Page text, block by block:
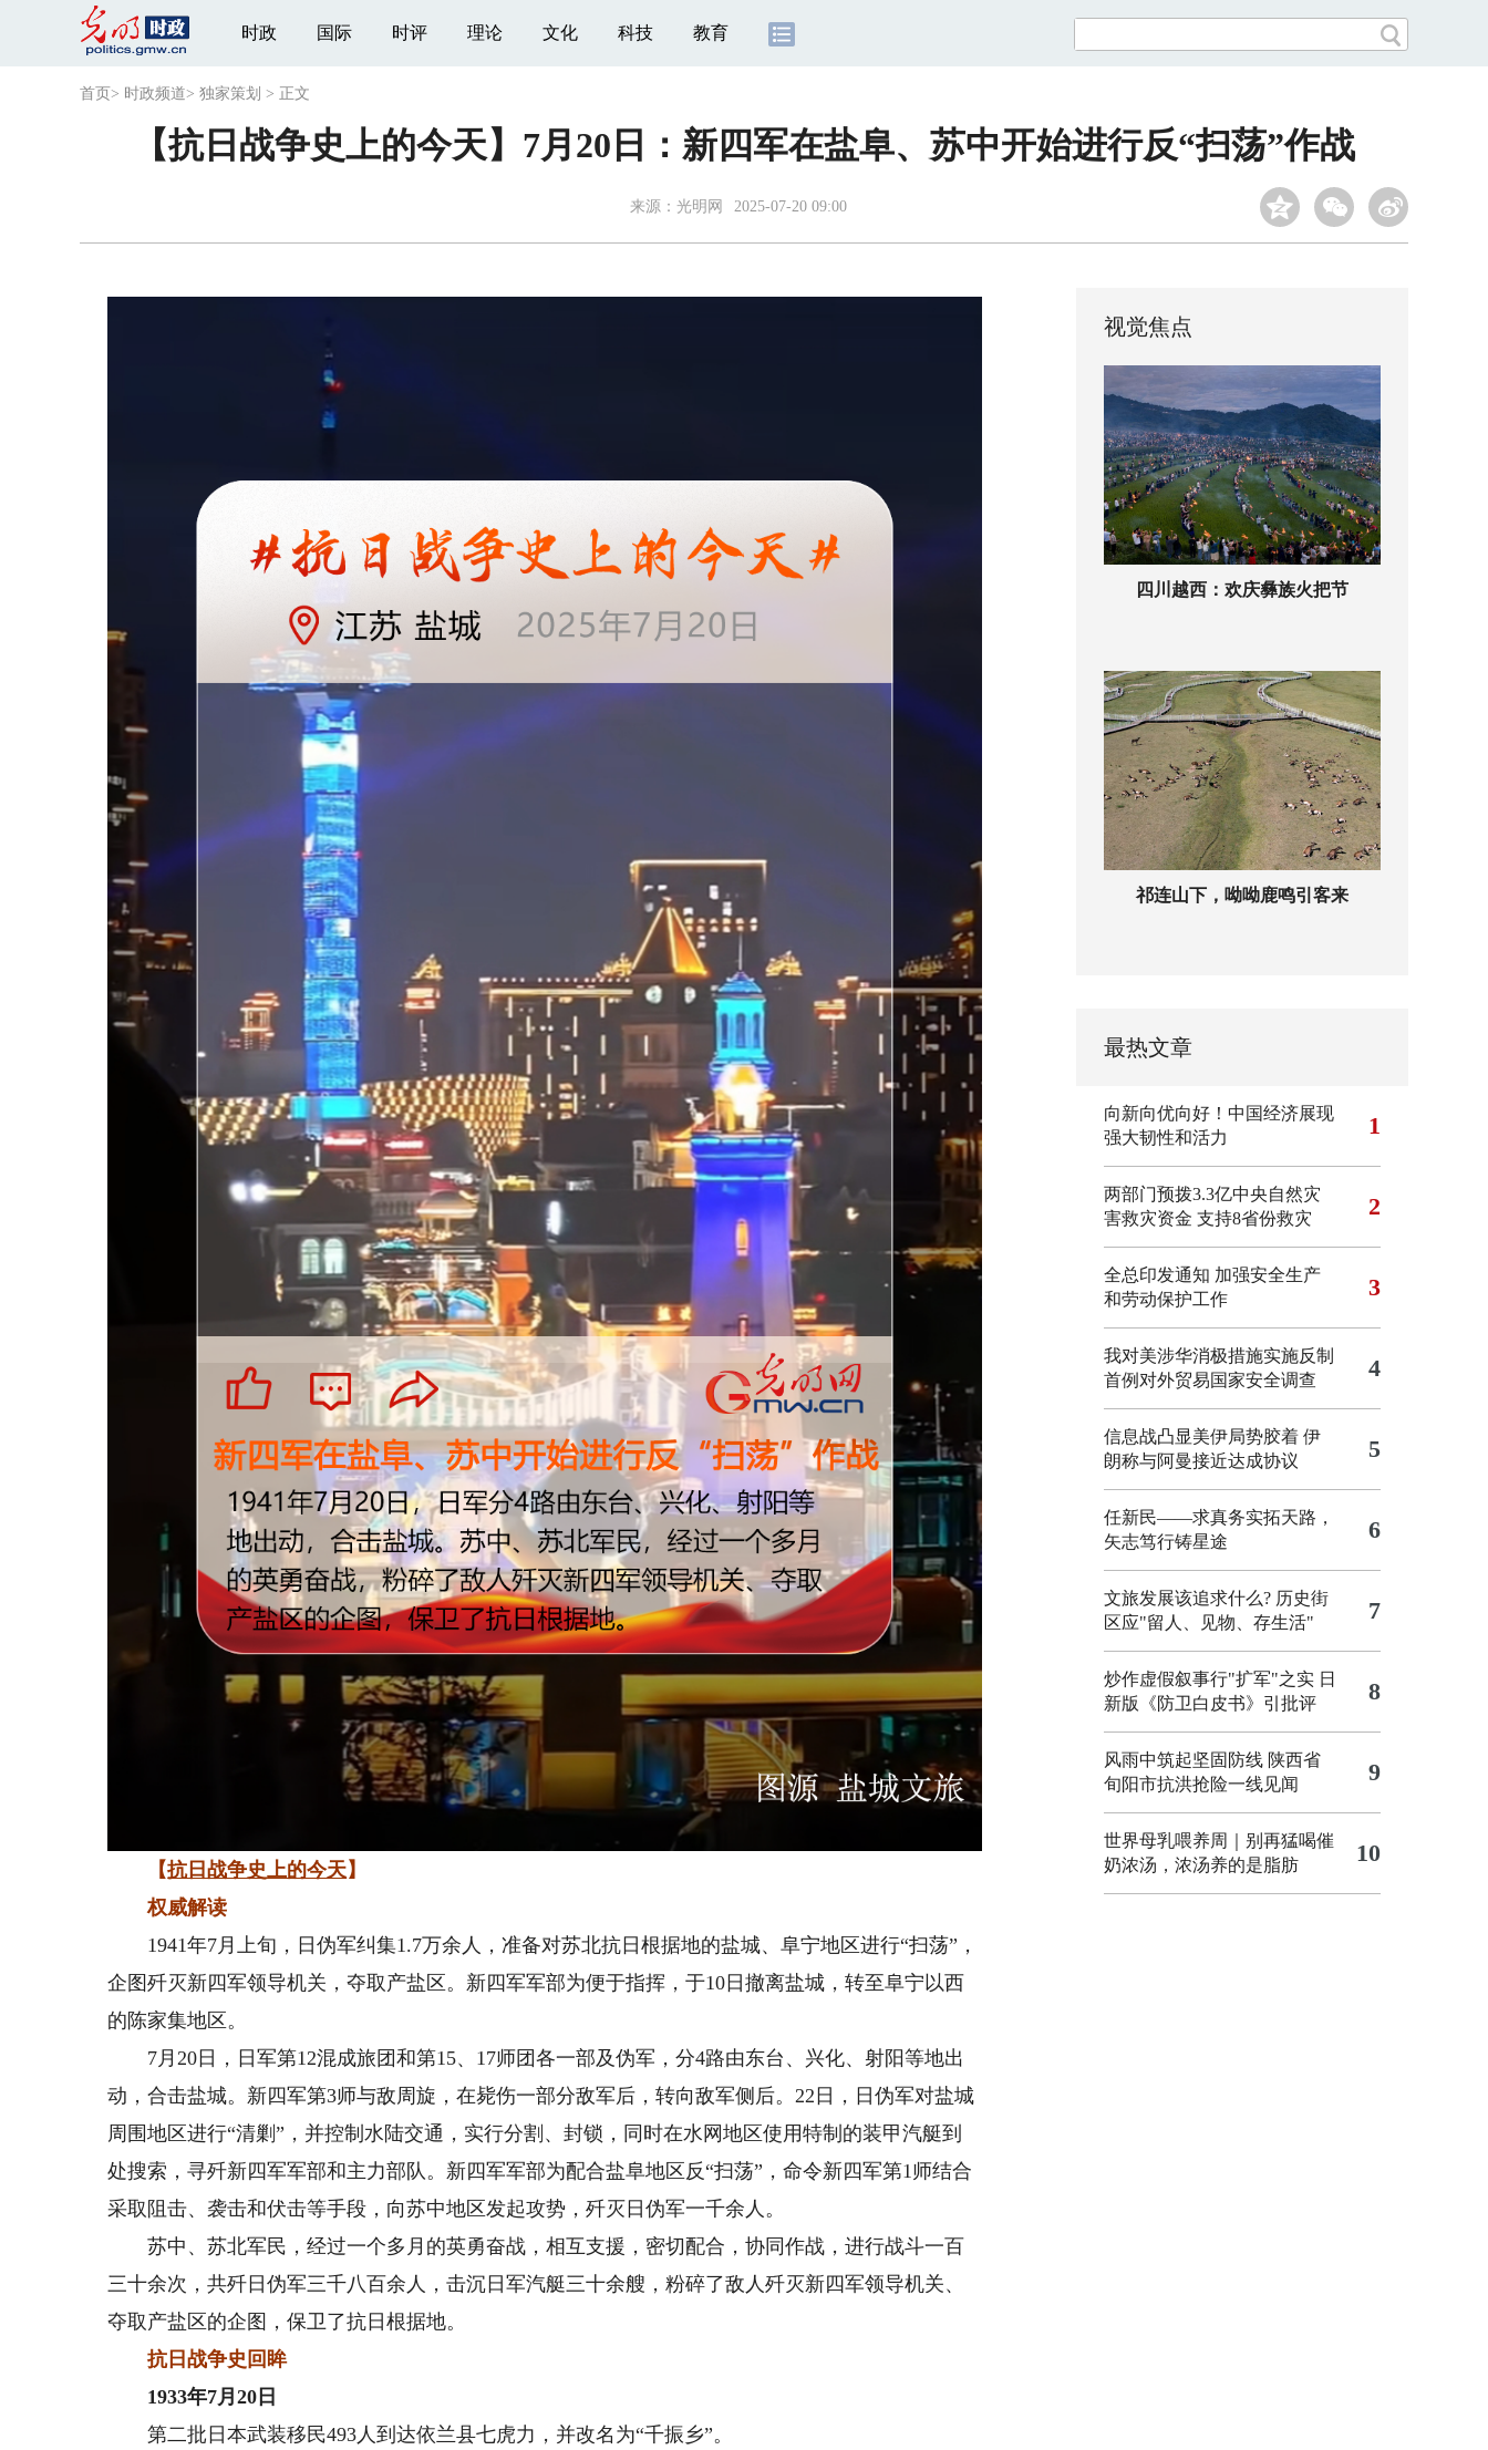
时政 国际 时评 理论 文化 科技 教育
首页 > 时政频道> 独家策划 > 正文
【抗日战争史上的今天】7月20日：新四军在盐阜、苏中开始进行反“扫荡”作战
来源： 光明网 2025-07-20 09:00
【抗日战争史上的今天】
权威解读
1941年7月上旬，日伪军纠集1.7万余人，准备对苏北抗日根据地的盐城、阜宁地区进行“扫荡”，
企图歼灭新四军领导机关，夺取产盐区。新四军军部为便于指挥，于10日撤离盐城，转至阜宁以西
的陈家集地区。
7月20日，日军第12混成旅团和第15、17师团各一部及伪军，分4路由东台、兴化、射阳等地出
动，合击盐城。新四军第3师与敌周旋，在毙伤一部分敌军后，转向敌军侧后。22日，日伪军对盐城
周围地区进行“清剿”，并控制水陆交通，实行分割、封锁，同时在水网地区使用特制的装甲汽艇到
处搜索，寻歼新四军军部和主力部队。新四军军部为配合盐阜地区反“扫荡”，命令新四军第1师结合
采取阻击、袭击和伏击等手段，向苏中地区发起攻势，歼灭日伪军一千余人。
苏中、苏北军民，经过一个多月的英勇奋战，相互支援，密切配合，协同作战，进行战斗一百
三十余次，共歼日伪军三千八百余人，击沉日军汽艇三十余艘，粉碎了敌人歼灭新四军领导机关、
夺取产盐区的企图，保卫了抗日根据地。
抗日战争史回眸
1933年7月20日
第二批日本武装移民493人到达依兰县七虎力，并改名为“千振乡”。
视觉焦点
四川越西：欢庆彝族火把节
祁连山下，呦呦鹿鸣引客来
最热文章
向新向优向好！中国经济展现
强大韧性和活力
1
两部门预拨3.3亿中央自然灾
害救灾资金 支持8省份救灾
2
全总印发通知 加强安全生产
和劳动保护工作
3
我对美涉华消极措施实施反制
首例对外贸易国家安全调查
4
信息战凸显美伊局势胶着 伊
朗称与阿曼接近达成协议
5
任新民——求真务实拓天路，
矢志笃行铸星途
6
文旅发展该追求什么? 历史街
区应"留人、见物、存生活"
7
炒作虚假叙事行"扩军"之实 日
新版《防卫白皮书》引批评
8
风雨中筑起坚固防线 陕西省
旬阳市抗洪抢险一线见闻
9
世界母乳喂养周｜别再猛喝催
奶浓汤，浓汤养的是脂肪
10